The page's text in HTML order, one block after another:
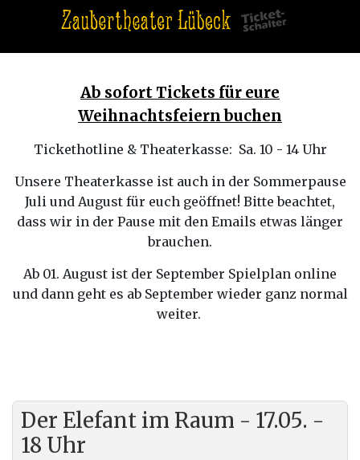
Ab sofort Tickets für eure
Weihnachtsfeiern buchen
Tickethotline & Theaterkasse: Sa. 10 - 14 Uhr
Unsere Theaterkasse ist auch in der Sommerpause
Juli und August für euch geöffnet! Bitte beachtet,
dass wir in der Pause mit den Emails etwas länger
brauchen.
Ab 01. August ist der September Spielplan online
und dann geht es ab September wieder ganz normal
weiter.
Der Elefant im Raum - 17.05. -
18 Uhr